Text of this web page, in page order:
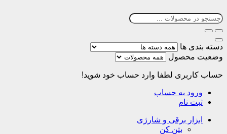
دسته بندی ها
وضعیت محصول
حساب کاربری لطفا وارد حساب خود شوید!
ورود به حساب
ثبت نام
ابزار برقی و شارژی
بتن کن